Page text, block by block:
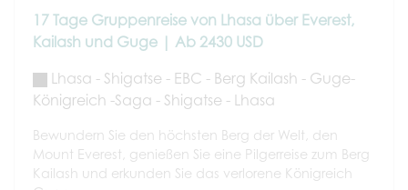
17 Tage Gruppenreise von Lhasa über Everest,
Kailash und Guge | Ab 2430 USD
Lhasa - Shigatse - EBC - Berg Kailash - Guge-
Königreich -Saga - Shigatse - Lhasa
Bewundern Sie den höchsten Berg der Welt, den
Mount Everest, genießen Sie eine Pilgerreise zum Berg
Kailash und erkunden Sie das verlorene Königreich